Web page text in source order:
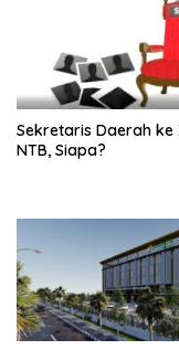
Sekretaris Daerah ke
NTB, Siapa?